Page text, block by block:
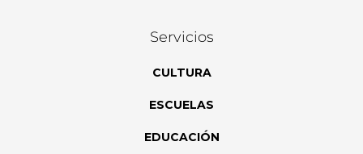
Servicios
CULTURA
ESCUELAS
EDUCACIÓN